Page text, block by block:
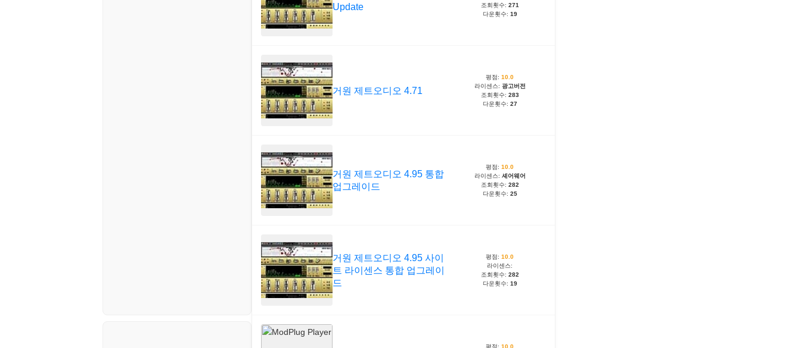
Update
조회횟수: 271
다운횟수: 19
거원 제트오디오 4.71
평점:10.0
라이센스: 광고버전
조회횟수: 283
다운횟수: 27
거원 제트오디오 4.95 통합
업그레이드
평점:10.0
라이센스: 셰어웨어
조회횟수: 282
다운횟수: 25
거원 제트오디오 4.95 사이
트 라이센스 통합 업그레이
드
평점:10.0
라이센스:
조회횟수: 282
다운횟수: 19
평점:10.0